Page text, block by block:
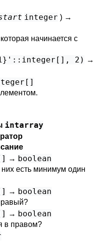
integer ) →
начинается с
2) →
intarray
→ boolean
есть минимум один
→ boolean
→ boolean
в правом?